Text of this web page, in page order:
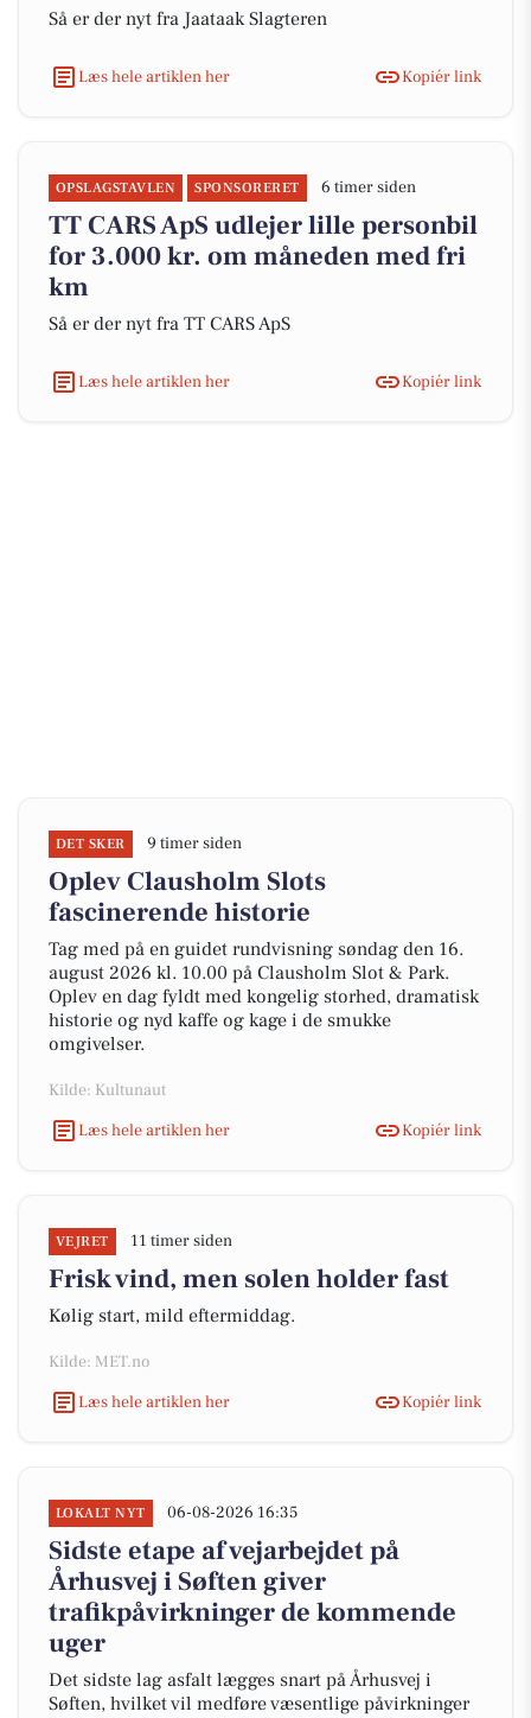
Så er der nyt fra Jaataak Slagteren
Læs hele artiklen her Kopiér link
OPSLAGSTAVLEN SPONSORERET 6 timer siden
TT CARS ApS udlejer lille personbil
for 3.000 kr. om måneden med fri
km
Så er der nyt fra TT CARS ApS
Læs hele artiklen her Kopiér link
DET SKER 9 timer siden
Oplev Clausholm Slots
fascinerende historie
Tag med på en guidet rundvisning søndag den 16.
august 2026 kl. 10.00 på Clausholm Slot & Park.
Oplev en dag fyldt med kongelig storhed, dramatisk
historie og nyd kaffe og kage i de smukke
omgivelser.
Kilde: Kultunaut
Læs hele artiklen her
Kopiér link
VEJRET 11 timer siden
Frisk vind, men solen holder fast
Kølig start, mild eftermiddag.
Kilde: MET.no
Læs hele artiklen her
Kopiér link
LOKALT NYT 06-08-2026 16:35
Sidste etape af vejarbejdet på
Århusvej i Søften giver
trafikpåvirkninger de kommende
uger
Det sidste lag asfalt lægges snart på Århusvej i
Søften, hvilket vil medføre væsentlige påvirkninger